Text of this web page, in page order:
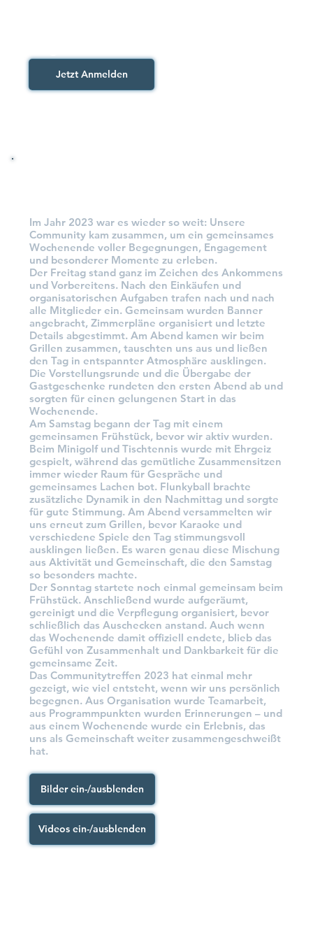
Jetzt Anmelden
Im Jahr 2023 war es wieder so weit: Unsere
Community kam zusammen, um ein gemeinsames
Wochenende voller Begegnungen, Engagement
und besonderer Momente zu erleben.
Der Freitag stand ganz im Zeichen des Ankommens
und Vorbereitens. Nach den Einkäufen und
organisatorischen Aufgaben trafen nach und nach
alle Mitglieder ein. Gemeinsam wurden Banner
angebracht, Zimmerpläne organisiert und letzte
Details abgestimmt. Am Abend kamen wir beim
Grillen zusammen, tauschten uns aus und ließen
den Tag in entspannter Atmosphäre ausklingen.
Die Vorstellungsrunde und die Übergabe der
Gastgeschenke rundeten den ersten Abend ab und
sorgten für einen gelungenen Start in das
Wochenende.
Am Samstag begann der Tag mit einem
gemeinsamen Frühstück, bevor wir aktiv wurden.
Beim Minigolf und Tischtennis wurde mit Ehrgeiz
gespielt, während das gemütliche Zusammensitzen
immer wieder Raum für Gespräche und
gemeinsames Lachen bot. Flunkyball brachte
zusätzliche Dynamik in den Nachmittag und sorgte
für gute Stimmung. Am Abend versammelten wir
uns erneut zum Grillen, bevor Karaoke und
verschiedene Spiele den Tag stimmungsvoll
ausklingen ließen. Es waren genau diese Mischung
aus Aktivität und Gemeinschaft, die den Samstag
so besonders machte.
Der Sonntag startete noch einmal gemeinsam beim
Frühstück. Anschließend wurde aufgeräumt,
gereinigt und die Verpflegung organisiert, bevor
schließlich das Auschecken anstand. Auch wenn
das Wochenende damit offiziell endete, blieb das
Gefühl von Zusammenhalt und Dankbarkeit für die
gemeinsame Zeit.
Das Communitytreffen 2023 hat einmal mehr
gezeigt, wie viel entsteht, wenn wir uns persönlich
begegnen. Aus Organisation wurde Teamarbeit,
aus Programmpunkten wurden Erinnerungen – und
aus einem Wochenende wurde ein Erlebnis, das
uns als Gemeinschaft weiter zusammengeschweißt
hat.
Bilder ein-/ausblenden
Videos ein-/ausblenden